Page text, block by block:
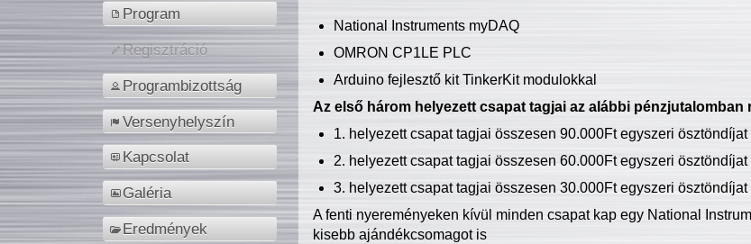
Program
Regisztráció
Programbizottság
Versenyhelyszín
Kapcsolat
Galéria
Eredmények
National Instruments myDAQ
OMRON CP1LE PLC
Arduino fejlesztő kit TinkerKit modulokkal
Az első három helyezett csapat tagjai az alábbi pénzjutalomban
1. helyezett csapat tagjai összesen 90.000Ft egyszeri ösztöndíjat
2. helyezett csapat tagjai összesen 60.000Ft egyszeri ösztöndíjat
3. helyezett csapat tagjai összesen 30.000Ft egyszeri ösztöndíjat
A fenti nyereményeken kívül minden csapat kap egy National
kisebb ajándékcsomagot is